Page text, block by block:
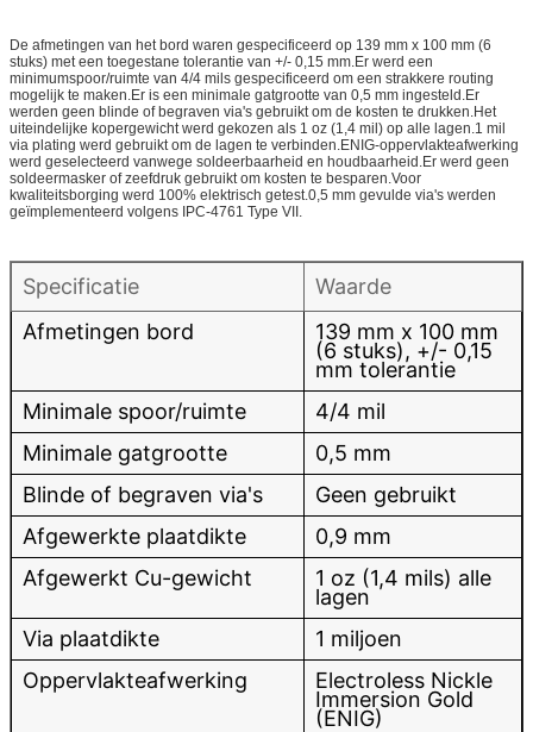
De afmetingen van het bord waren gespecificeerd op 139 mm x 100 mm (6
stuks) met een toegestane tolerantie van +/- 0,15 mm.Er werd een
minimumspoor/ruimte van 4/4 mils gespecificeerd om een ​​strakkere routing
mogelijk te maken.Er is een minimale gatgrootte van 0,5 mm ingesteld.Er
werden geen blinde of begraven via's gebruikt om de kosten te drukken.Het
uiteindelijke kopergewicht werd gekozen als 1 oz (1,4 mil) op alle lagen.1 mil
via plating werd gebruikt om de lagen te verbinden.ENIG-oppervlakteafwerking
werd geselecteerd vanwege soldeerbaarheid en houdbaarheid.Er werd geen
soldeermasker of zeefdruk gebruikt om kosten te besparen.Voor
kwaliteitsborging werd 100% elektrisch getest.0,5 mm gevulde via's werden
geïmplementeerd volgens IPC-4761 Type VII.
Specificatie
Waarde
Afmetingen bord
139 mm x 100 mm
(6 stuks), +/- 0,15
mm tolerantie
Minimale spoor/ruimte
4/4 mil
Minimale gatgrootte
0,5 mm
Blinde of begraven via's
Geen gebruikt
Afgewerkte plaatdikte
0,9 mm
Afgewerkt Cu-gewicht
1 oz (1,4 mils) alle
lagen
Via plaatdikte
1 miljoen
Oppervlakteafwerking
Electroless Nickle
Immersion Gold
(ENIG)